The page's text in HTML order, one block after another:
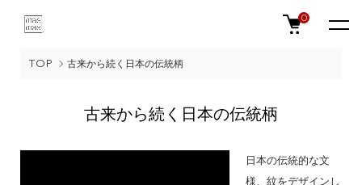
0
TOP 古来から続く日本の伝統柄
古来から続く日本の伝統柄
日本の伝統的な文
様、紋をデザインし